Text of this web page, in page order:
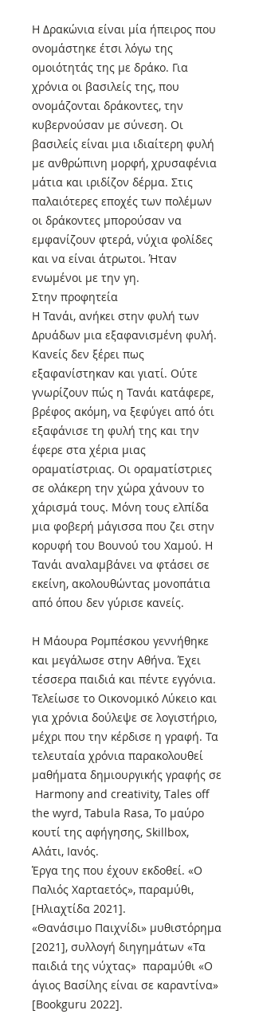
Η Δρακώνια είναι μία ήπειρος που
ονομάστηκε έτσι λόγω της
ομοιότητάς της με δράκο. Για
χρόνια οι βασιλείς της, που
ονομάζονται δράκοντες, την
κυβερνούσαν με σύνεση. Οι
βασιλείς είναι μια ιδιαίτερη φυλή
με ανθρώπινη μορφή, χρυσαφένια
μάτια και ιριδίζον δέρμα. Στις
παλαιότερες εποχές των πολέμων
οι δράκοντες μπορούσαν να
εμφανίζουν φτερά, νύχια φολίδες
και να είναι άτρωτοι. Ήταν
ενωμένοι με την γη.
Στην προφητεία
Η Τανάι, ανήκει στην φυλή των
Δρυάδων μια εξαφανισμένη φυλή.
Κανείς δεν ξέρει πως
εξαφανίστηκαν και γιατί. Ούτε
γνωρίζουν πώς η Τανάι κατάφερε,
βρέφος ακόμη, να ξεφύγει από ότι
εξαφάνισε τη φυλή της και την
έφερε στα χέρια μιας
οραματίστριας. Οι οραματίστριες
σε ολάκερη την χώρα χάνουν το
χάρισμά τους. Μόνη τους ελπίδα
μια φοβερή μάγισσα που ζει στην
κορυφή του Βουνού του Χαμού. Η
Τανάι αναλαμβάνει να φτάσει σε
εκείνη, ακολουθώντας μονοπάτια
από όπου δεν γύρισε κανείς.
Η Μάουρα Ρομπέσκου γεννήθηκε
και μεγάλωσε στην Αθήνα. Έχει
τέσσερα παιδιά και πέντε εγγόνια.
Τελείωσε το Οικονομικό Λύκειο και
για χρόνια δούλεψε σε λογιστήριο,
μέχρι που την κέρδισε η γραφή. Τα
τελευταία χρόνια παρακολουθεί
μαθήματα δημιουργικής γραφής σε
Harmony and creativity, Τales off
the wyrd, Tabula Rasa, Το μαύρο
κουτί της αφήγησης, Skillbox,
Αλάτι, Ιανός.
Έργα της που έχουν εκδοθεί. «Ο
Παλιός Χαρταετός», παραμύθι,
[Ηλιαχτίδα 2021].
«Θανάσιμο Παιχνίδι» μυθιστόρημα
[2021], συλλογή διηγημάτων «Τα
παιδιά της νύχτας» παραμύθι «Ο
άγιος Βασίλης είναι σε καραντίνα»
[Bookguru 2022].